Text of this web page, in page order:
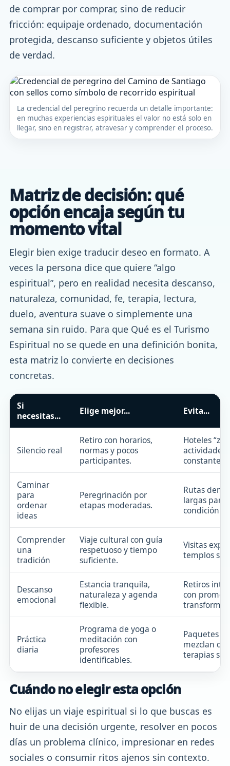
de comprar por comprar, sino de reducir
fricción: equipaje ordenado, documentación
protegida, descanso suficiente y objetos útiles
de verdad.
La credencial del peregrino recuerda un detalle importante:
en muchas experiencias espirituales el valor no está solo en
llegar, sino en registrar, atravesar y comprender el proceso.
Matriz de decisión: qué
opción encaja según tu
momento vital
Elegir bien exige traducir deseo en formato. A
veces la persona dice que quiere “algo
espiritual”, pero en realidad necesita descanso,
naturaleza, comunidad, fe, terapia, lectura,
duelo, aventura suave o simplemente una
semana sin ruido. Para que Qué es el Turismo
Espiritual no se quede en una definición bonita,
esta matriz lo convierte en decisiones
concretas.
Si
necesitas...
Elige mejor... Evita...
Silencio real
Retiro con horarios,
normas y pocos
participantes.
Hoteles
actividades
constantes.
Caminar
para
ordenar
ideas
Peregrinación por
etapas moderadas.
Rutas
largas para
condición
Comprender
una
tradición
Viaje cultural con guía
respetuoso y tiempo
suficiente.
Visitas
templos sin
Descanso
emocional
Estancia tranquila,
naturaleza y agenda
flexible.
Retiros
con
Práctica
diaria
Programa de yoga o
meditación con
profesores
identificables.
Paquetes
mezclan
terapias sin
Cuándo no elegir esta opción
No elijas un viaje espiritual si lo que buscas es
huir de una decisión urgente, resolver en pocos
días un problema clínico, impresionar en redes
sociales o consumir ritos ajenos sin contexto.